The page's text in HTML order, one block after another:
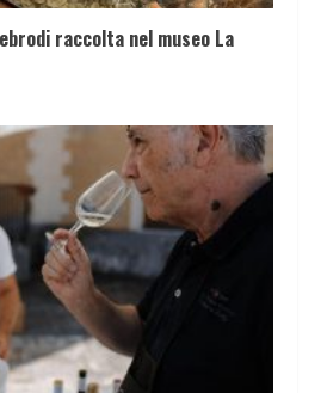
raccolta nel museo La